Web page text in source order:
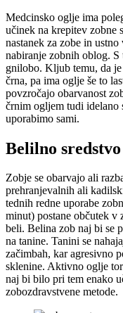
Medcinsko oglje ima
učinek na krepitev zobne
nastanek za zobe in
nabiranje zobnih oblog. S
gnilobo. Kljub temu, da
črna, pa ima oglje še to
povzročajo obarvanost
črnim ogljem tudi idelano
uporabimo sami.
Belilno
Zobje se obarvajo ali
prehranjevalnih ali
tednih redne uporabe
minut) postane občutek v
beli. Belina zob naj bi se
na tanine. Tanini se
začimbah, kar agresivno
sklenine. Aktivno oglje
naj bi bilo pri tem enako
zobozdravstvene metode.